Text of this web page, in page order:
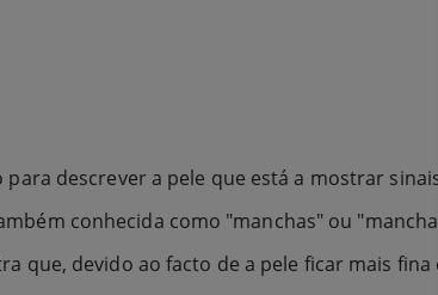
descrever a pele que está a mostrar
conhecida como "manchas" ou
que, devido ao facto de a pele ficar mais